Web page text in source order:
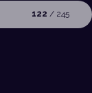
122 / 245